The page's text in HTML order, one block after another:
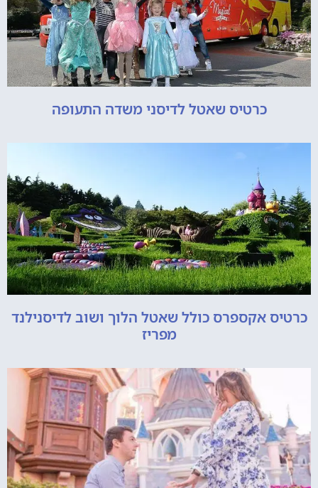
כרטיס שאטל לדיסני משדה התעופה
כרטיס אקספרס כולל שאטל הלוך ושוב לדיסנילנד
מפריז